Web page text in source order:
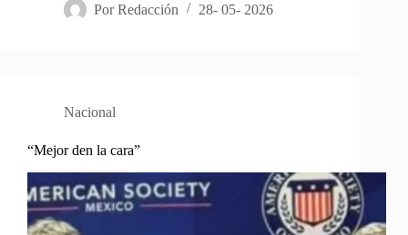
Por Redacción 28- 05- 2026
Nacional
“Mejor den la cara”